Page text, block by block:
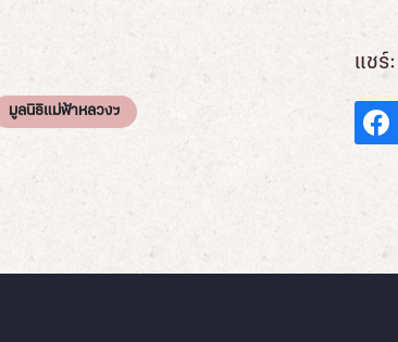
มูลนิธิแม่ฟ้าหลวงฯ
แชร์: